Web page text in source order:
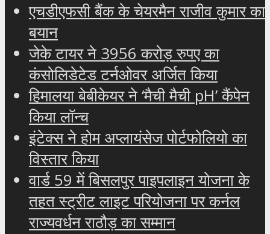
एचडीएफसी बैंक के चेयरमैन राजीव कुमार का
बयान
जेके टायर ने 3956 करोड़ रुपए का
कंसोलिडेटेड टर्नओवर अर्जित किया
हिमालया बेबीकेयर ने ‘मैची मैची pH’ कैंपेन
किया लॉन्च
इंटेक्स ने होम अप्लायंसेज पोर्टफोलियो का
विस्तार किया
वार्ड 59 में बिसलपुर पाइपलाइन योजना के
तहत स्ट्रीट लाइट परियोजना पर कर्नल
राज्यवर्धन राठौड़ का सम्मान